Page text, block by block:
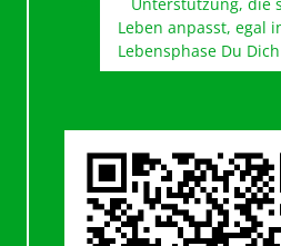
Leben anpasst, egal
Lebensphase Du